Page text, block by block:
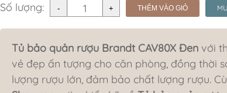
Số lượng: THÊM VÀO GIỎ
Tủ bảo quản rượu Brandt CAV80X Đen với
vẻ đẹp ấn tượng cho căn phòng, đồng thời
lượng rượu lớn, đảm bảo chất lượng rượu.